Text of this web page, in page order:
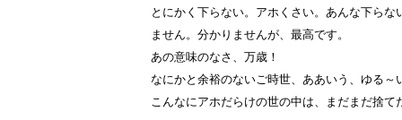
とにかく下らない。アホくさい。あんな下ら
ません。分かりませんが、最高です。
あの意味のなさ、万歳！
なにかと余裕のないご時世、ああいう、ゆる～
こんなにアホだらけの世の中は、まだまだ捨て